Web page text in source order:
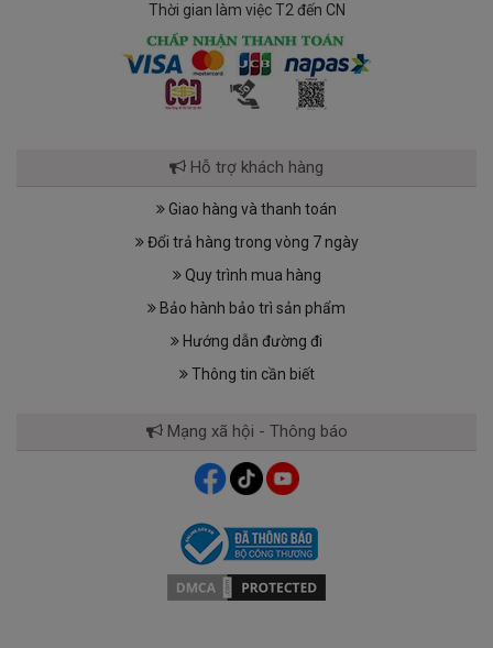
Thời gian làm việc T2 đến CN
Hỗ trợ khách hàng
Giao hàng và thanh toán
Đổi trả hàng trong vòng 7 ngày
Quy trình mua hàng
Bảo hành bảo trì sản phẩm
Hướng dẫn đường đi
Thông tin cần biết
Mạng xã hội - Thông báo